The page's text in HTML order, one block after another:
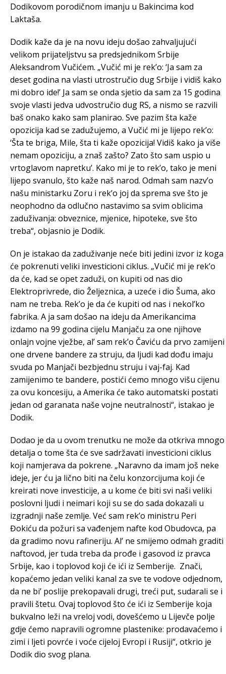
Dodikovom porodičnom imanju u Bakincima kod
Laktaša.
Dodik kaže da je na novu ideju došao zahvaljujući
velikom prijateljstvu sa predsjednikom Srbije
Aleksandrom Vučićem. „Vučić mi je rek’o: ‘Ja sam za
deset godina na vlasti utrostručio dug Srbije i vidiš kako
mi dobro ide!’ Ja sam se onda sjetio da sam za 15 godina
svoje vlasti jedva udvostručio dug RS, a nismo se razvili
baš onako kako sam planirao. Sve pazim šta kaže
opozicija kad se zadužujemo, a Vučić mi je lijepo rek’o:
‘Šta te briga, Mile, šta ti kaže opozicija! Vidiš kako ja više
nemam opoziciju, a znaš zašto? Zato što sam uspio u
vrtoglavom napretku’. Kako mi je to rek’o, tako je meni
lijepo svanulo, što kaže naš narod. Odmah sam nazv’o
našu ministarku Zoru i rek’o joj da sprema sve što je
neophodno da odlučno nastavimo sa svim oblicima
zaduživanja: obveznice, mjenice, hipoteke, sve što
treba“, objasnio je Dodik.
On je istakao da zaduživanje neće biti jedini izvor iz koga
će pokrenuti veliki investicioni ciklus. „Vučić mi je rek’o
da će, kad se opet zaduži, on kupiti od nas dio
Elektroprivrede, dio Željeznica, a uzeće i dio Šuma, ako
nam ne treba. Rek’o je da će kupiti od nas i nekol’ko
fabrika. A ja sam došao na ideju da Amerikancima
izdamo na 99 godina cijelu Manjaču za one njihove
onlajn vojne vježbe, al’ sam rek’o Čaviću da prvo zamijeni
one drvene bandere za struju, da ljudi kad dođu imaju
svuda po Manjači bezbjednu struju i vaj-faj. Kad
zamijenimo te bandere, postići ćemo mnogo višu cijenu
za ovu koncesiju, a Amerika će tako automatski postati
jedan od garanata naše vojne neutralnosti“, istakao je
Dodik.
Dodao je da u ovom trenutku ne može da otkriva mnogo
detalja o tome šta će sve sadržavati investicioni ciklus
koji namjerava da pokrene. „Naravno da imam još neke
ideje, jer ću ja lično biti na čelu konzorcijuma koji će
kreirati nove investicije, a u kome će biti svi naši veliki
poslovni ljudi i neimari koji su se do sada dokazali u
izgradnji naše zemlje. Već sam rek’o ministru Peri
Đokiću da požuri sa vađenjem nafte kod Obudovca, pa
da gradimo novu rafineriju. Al’ ne smijemo odmah graditi
naftovod, jer tuda treba da prođe i gasovod iz pravca
Srbije, kao i toplovod koji će ići iz Semberije. Znači,
kopaćemo jedan veliki kanal za sve te vodove odjednom,
da ne bi’ poslije prekopavali drugi, treći put, sudarali se i
pravili štetu. Ovaj toplovod što će ići iz Semberije koja
bukvalno leži na vreloj vodi, dovešćemo u Lijevče polje
gdje ćemo napravili ogromne plastenike: prodavaćemo i
zimi i ljeti povrće i voće cijeloj Evropi i Rusiji“, otkrio je
Dodik dio svog plana.